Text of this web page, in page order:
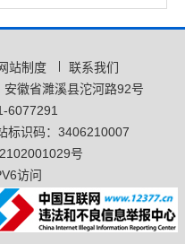
站制度
联系我们
安徽省濉溪县沱河路92号
6077291
标识码：3406210007
号
访问